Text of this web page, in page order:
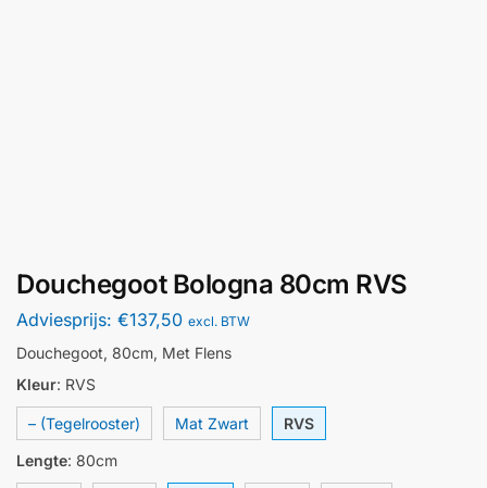
Douchegoot Bologna 80cm RVS
Adviesprijs: €137,50 excl. BTW
Douchegoot, 80cm, Met Flens
Kleur: RVS
– (Tegelrooster) Mat Zwart
RVS
Lengte: 80cm